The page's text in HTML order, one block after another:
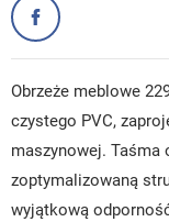
Obrzeże meblowe
czystego PVC,
maszynowej. Taśma
zoptymalizowaną
wyjątkową